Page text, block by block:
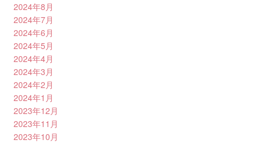
2024年8月
2024年7月
2024年6月
2024年5月
2024年4月
2024年3月
2024年2月
2024年1月
2023年12月
2023年11月
2023年10月